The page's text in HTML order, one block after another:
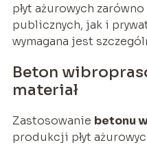
płyt ażurowych
publicznych, jak i
wymagana jest
Beton
materiał
Zastosowanie betonu
produkcji płyt